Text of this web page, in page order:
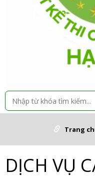
Trang
DỊCH VỤ